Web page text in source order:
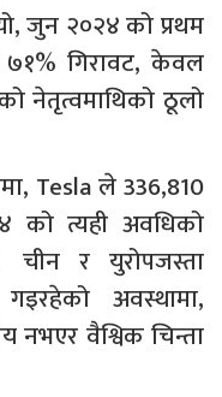
जुन २०२४ को प्रथम
७१% गिरावट, केवल
नेतृत्वमाथिको ठूलो
Tesla ले 336,810
को त्यही अवधिको
र युरोपजस्ता
गइरहेको अवस्थामा,
नभएर वैश्विक चिन्ता